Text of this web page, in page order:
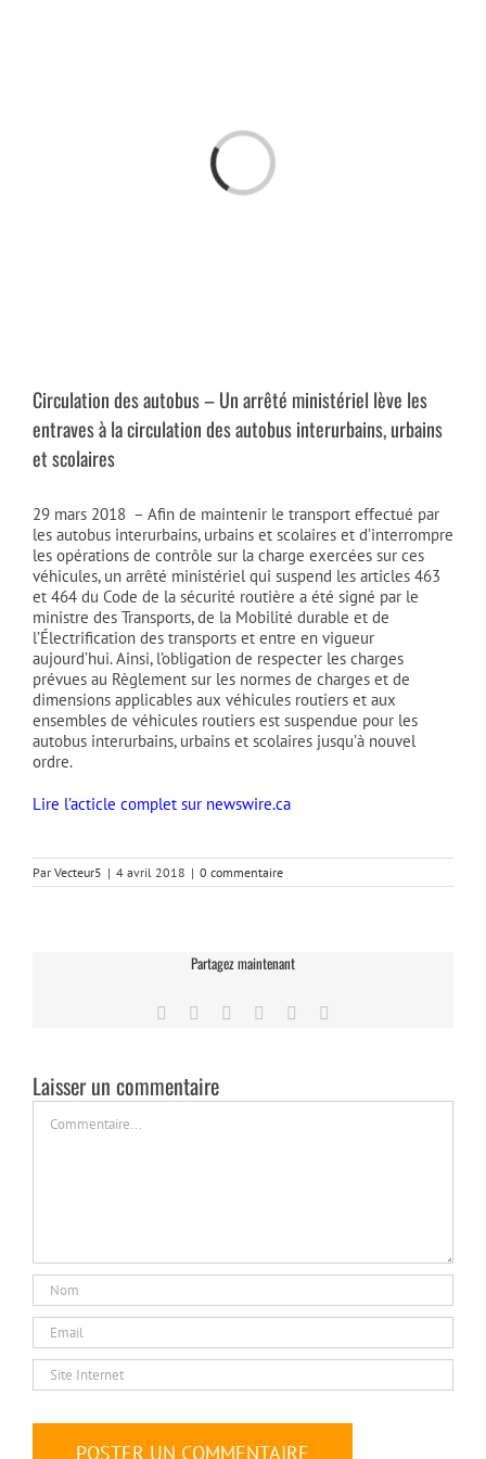
Chargement…
Circulation des autobus – Un arrêté ministériel lève les
entraves à la circulation des autobus interurbains, urbains
et scolaires
29 mars 2018 – Afin de maintenir le transport effectué par
les autobus interurbains, urbains et scolaires et d’interrompre
les opérations de contrôle sur la charge exercées sur ces
véhicules, un arrêté ministériel qui suspend les articles 463
et 464 du Code de la sécurité routière a été signé par le
ministre des Transports, de la Mobilité durable et de
l’Électrification des transports et entre en vigueur
aujourd’hui. Ainsi, l’obligation de respecter les charges
prévues au Règlement sur les normes de charges et de
dimensions applicables aux véhicules routiers et aux
ensembles de véhicules routiers est suspendue pour les
autobus interurbains, urbains et scolaires jusqu’à nouvel
ordre.
Lire l’acticle complet sur newswire.ca
Par Vecteur5 | 4 avril 2018 | 0 commentaire
Partagez maintenant
Facebook
TwitterLinkedIn
TumblrPinterest
Laisser un commentaire